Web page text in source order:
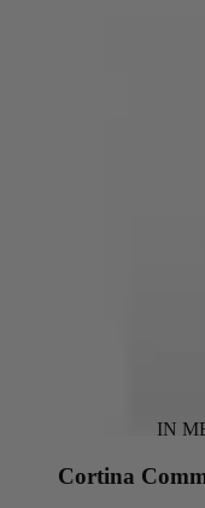
IN
Cortina